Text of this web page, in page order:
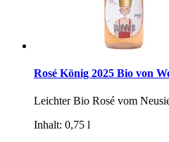
Rosé König 2025 Bio von
Leichter Bio Rosé vom
Inhalt: 0,75 l